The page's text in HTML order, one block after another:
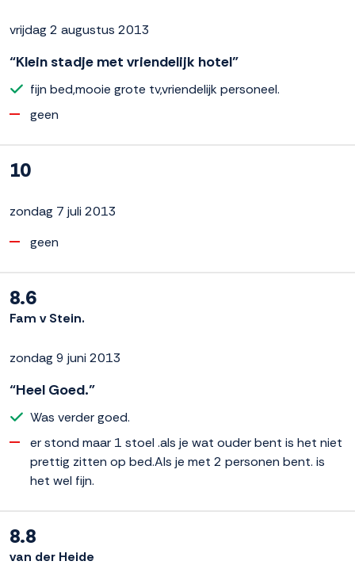
vrijdag 2 augustus 2013
“Klein stadje met vriendelijk hotel”
fijn bed,mooie grote tv,vriendelijk personeel.
geen
10
zondag 7 juli 2013
geen
8.6
Fam v Stein.
zondag 9 juni 2013
“Heel Goed.”
Was verder goed.
er stond maar 1 stoel .als je wat ouder bent is het niet
prettig zitten op bed.Als je met 2 personen bent. is
het wel fijn.
8.8
van der Heide